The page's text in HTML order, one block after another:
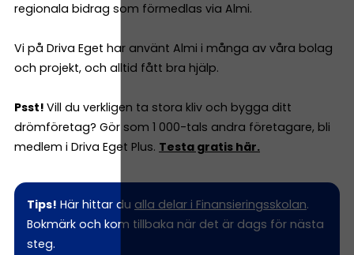
regionala bidrag som förmedlas via Almi.
Vi på Driva Eget har använt Almi i många av våra bolag
och projekt, och alltid fått bra hjälp.
Psst! Vill du verkligen ta stora kliv och bygga ditt
drömföretag? Gör som 1 000-tals andra företagare, bli
medlem i Driva Eget Plus. Testa gratis här.
Tips! Här hittar du alla delar i Finansieringsskolan.
Bokmärk och kom tillbaka när det är dags för nästa
steg.